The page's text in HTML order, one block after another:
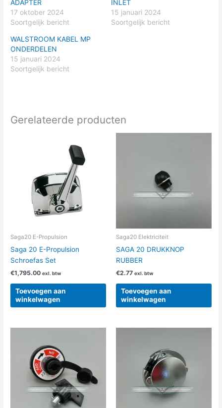
ADAPTER
17 oktober 2024
Soortgelijk bericht
INLET
15 januari 2024
Soortgelijk bericht
WALSTROOM KABEL MP
ONDERDELEN
15 januari 2024
Soortgelijk bericht
Gerelateerde producten
Saga20 E-Propulsion
Saga 20 E-Propulsion
Schroefas Set
€1,795.00 exl. btw
Toevoegen aan
winkelwagen
Saga20 Elektriciteit
SAGA 20 DRUKKNOP
RUBBER
€2.77 exl. btw
Toevoegen aan
winkelwagen
€39.99
meerdere
variaties.
Deze
optie
€106.00
meerdere
variaties.
Deze